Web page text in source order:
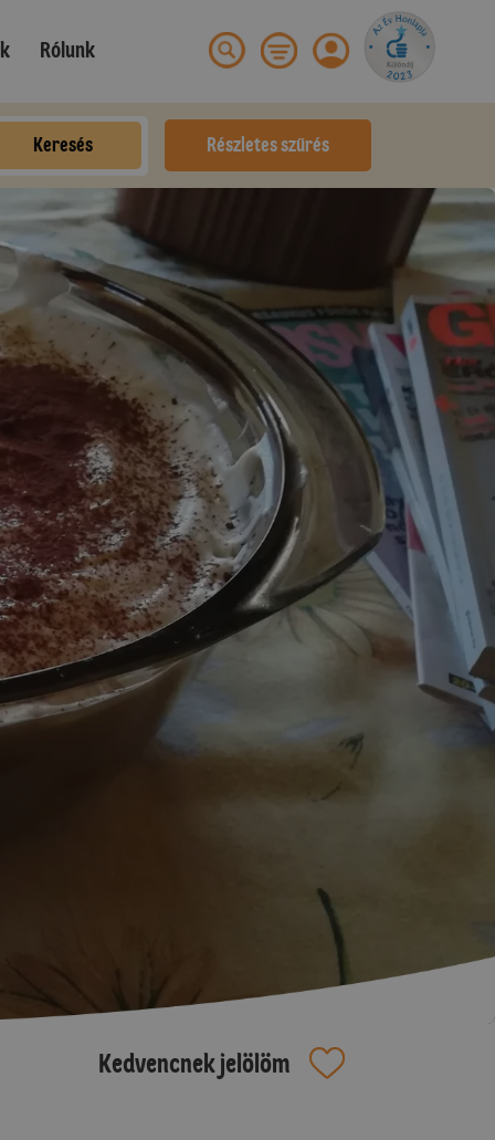
Rólunk
Keresés Részletes szűrés
Kedvencnek jelölöm